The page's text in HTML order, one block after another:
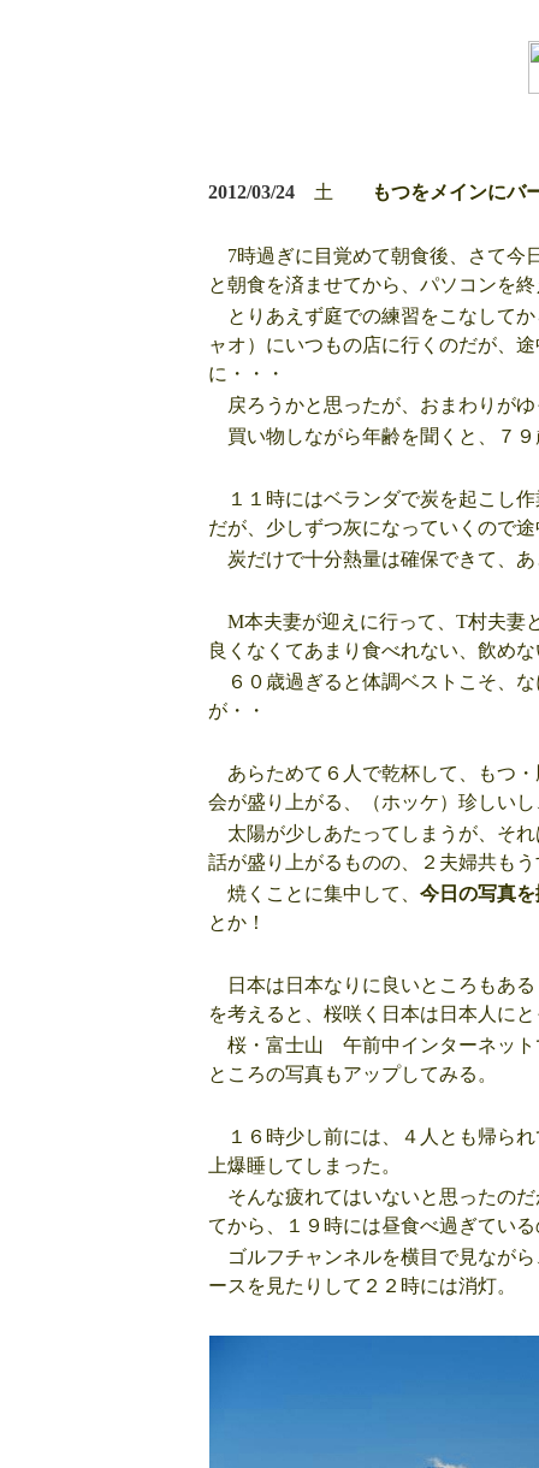
2012/03/24 土 もつをメインに
7時過ぎに目覚めて朝食後、さて今
と朝食を済ませてから、パソコンを
とりあえず庭での練習をこなして
ャオ）にいつもの店に行くのだが、
に・・・
戻ろうかと思ったが、おまわりが
買い物しながら年齢を聞くと、７
１１時にはベランダで炭を起こし
だが、少しずつ灰になっていくので
炭だけで十分熱量は確保できて、
M本夫妻が迎えに行って、T村夫妻
良くなくてあまり食べれない、飲め
６０歳過ぎると体調ベストこそ、
が・・
あらためて６人で乾杯して、もつ
会が盛り上がる、（ホッケ）珍しい
太陽が少しあたってしまうが、そ
話が盛り上がるものの、２夫婦共も
焼くことに集中して、 今日の写真
とか！
日本は日本なりに良いところもあ
を考えると、桜咲く日本は日本人に
桜・富士山 午前中インターネット
ところの写真もアップしてみる。
１６時少し前には、４人とも帰ら
上爆睡してしまった。
そんな疲れてはいないと思ったの
てから、１９時には昼食べ過ぎてい
ゴルフチャンネルを横目で見なが
ースを見たりして２２時には消灯。